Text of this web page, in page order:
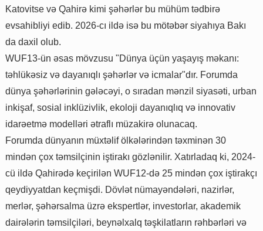
Katovitse və Qahirə kimi şəhərlər bu mühüm tədbirə
evsahibliyi edib. 2026-cı ildə isə bu mötəbər siyahıya Bakı
da daxil olub.
WUF13-ün əsas mövzusu "Dünya üçün yaşayış məkanı:
təhlükəsiz və dayanıqlı şəhərlər və icmalar"dır. Forumda
dünya şəhərlərinin gələcəyi, o sıradan mənzil siyasəti, urban
inkişaf, sosial inklüzivlik, ekoloji dayanıqlıq və innovativ
idarəetmə modelləri ətraflı müzakirə olunacaq.
Forumda dünyanın müxtəlif ölkələrindən təxminən 30
mindən çox təmsilçinin iştirakı gözlənilir. Xatırladaq ki, 2024-
cü ildə Qahirədə keçirilən WUF12-də 25 mindən çox iştirakçı
qeydiyyatdan keçmişdi. Dövlət nümayəndələri, nazirlər,
merlər, şəhərsalma üzrə ekspertlər, investorlar, akademik
dairələrin təmsilçiləri, beynəlxalq təşkilatların rəhbərləri və